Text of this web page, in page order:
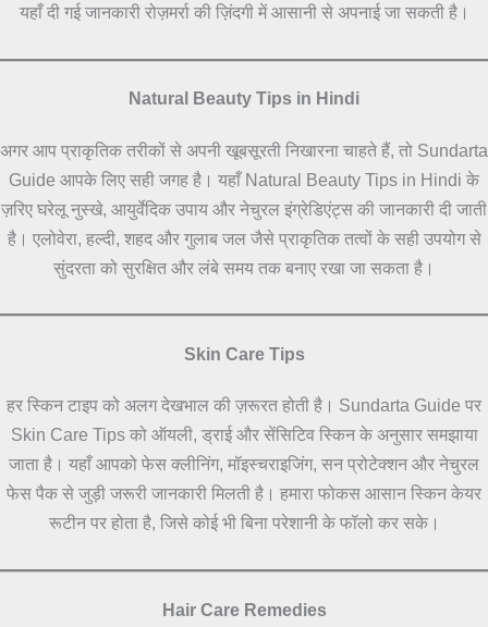
यहाँ दी गई जानकारी रोज़मर्रा की ज़िंदगी में आसानी से अपनाई जा सकती है।
Natural Beauty Tips in Hindi
अगर आप प्राकृतिक तरीकों से अपनी खूबसूरती निखारना चाहते हैं, तो Sundarta
Guide आपके लिए सही जगह है। यहाँ Natural Beauty Tips in Hindi के
ज़रिए घरेलू नुस्खे, आयुर्वेदिक उपाय और नेचुरल इंग्रेडिएंट्स की जानकारी दी जाती
है। एलोवेरा, हल्दी, शहद और गुलाब जल जैसे प्राकृतिक तत्वों के सही उपयोग से
सुंदरता को सुरक्षित और लंबे समय तक बनाए रखा जा सकता है।
Skin Care Tips
हर स्किन टाइप को अलग देखभाल की ज़रूरत होती है। Sundarta Guide पर
Skin Care Tips को ऑयली, ड्राई और सेंसिटिव स्किन के अनुसार समझाया
जाता है। यहाँ आपको फेस क्लीनिंग, मॉइस्चराइजिंग, सन प्रोटेक्शन और नेचुरल
फेस पैक से जुड़ी जरूरी जानकारी मिलती है। हमारा फोकस आसान स्किन केयर
रूटीन पर होता है, जिसे कोई भी बिना परेशानी के फॉलो कर सके।
Hair Care Remedies